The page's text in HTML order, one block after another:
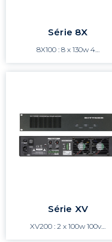
Série 8X
8X100 : 8 x 130w 4…
Série XV
XV200 : 2 x 100w 100v…